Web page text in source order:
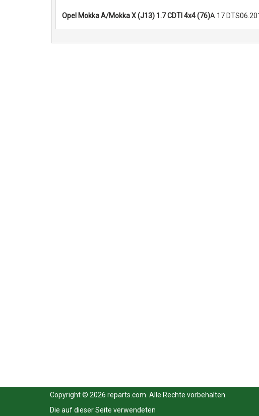
Opel Mokka A/Mokka X (J13) 1.7 CDTI 4x4 (76)A 17
Copyright © 2026 reparts.com. Alle Rechte vorbehalten.
Die auf dieser Seite verwendeten